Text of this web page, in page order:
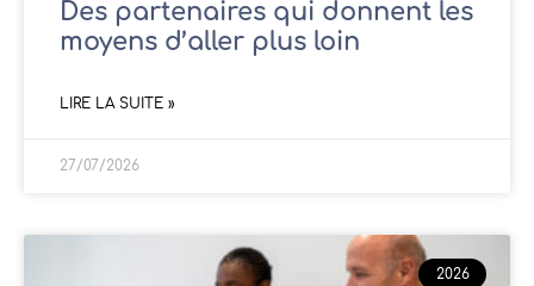
Des partenaires qui donnent les
moyens d’aller plus loin
LIRE LA SUITE »
27/07/2026
2026